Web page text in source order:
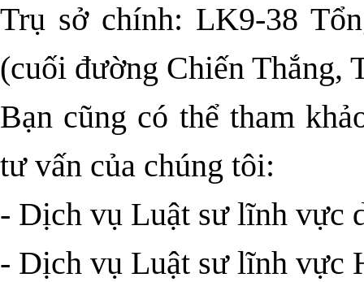
Trụ sở chính: LK9-38
(cuối đường Chiến Thắng,
Bạn cũng có thể tham
tư vấn của chúng tôi:
- Dịch vụ Luật sư lĩnh vực
- Dịch vụ Luật sư lĩnh vực